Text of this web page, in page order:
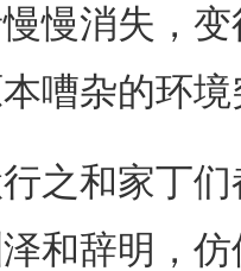
消失，变
嘈杂的环
和家丁们
和辞明，